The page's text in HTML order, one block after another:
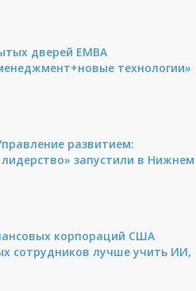
дверей ЕМВА
технологии»
развитием:
запустили в Нижнем
корпораций США
сотрудников лучше учить ИИ,